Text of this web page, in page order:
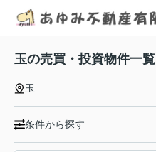
玉の売買・投資物件一覧
玉
条件から探す